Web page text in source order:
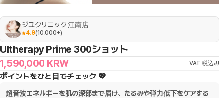
ジユクリニック 江南店
4.9(10,000+)
Ultherapy Prime 300ショット
1,590,000 KRW VAT 税込み
ポイントをひと目でチェック 💖
超音波エネルギーを肌の深部まで届け、たるみや弾力低下をケアする